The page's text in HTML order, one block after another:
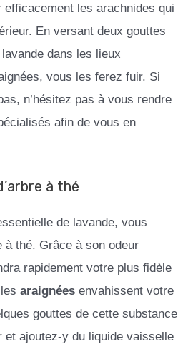
efficacement les arachnides qui
En versant deux gouttes
dans les lieux
vous les ferez fuir. Si
n’hésitez pas à vous rendre
afin de vous en
à thé
de lavande, vous
à thé. Grâce à son odeur
rapidement votre plus fidèle
araignées envahissent votre
gouttes de cette substance
et ajoutez-y du liquide vaisselle